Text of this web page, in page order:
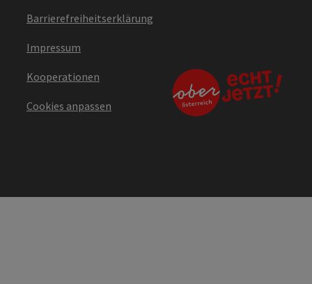
Barrierefreiheitserklärung
Impressum
Kooperationen
Cookies anpassen